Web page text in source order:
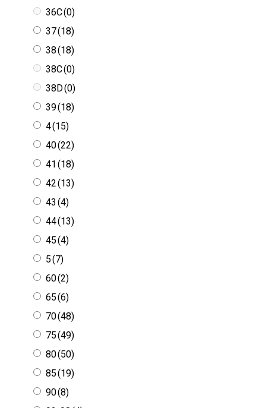
36C(0)
37(18)
38(18)
38C(0)
38D(0)
39(18)
4(15)
40(22)
41 (18)
42(13)
43 (4)
44(13)
45(4)
5(7)
60(2)
65(6)
70(48)
75(49)
80(50)
85(19)
90(8)